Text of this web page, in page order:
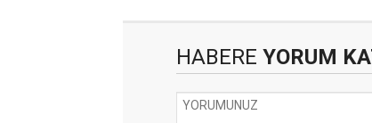
HABERE YORUM